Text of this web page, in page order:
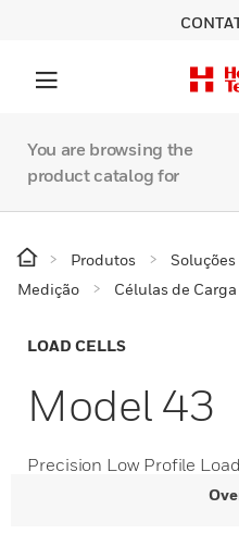
You are browsing the
product catalog for
Produtos
Medição
Células de Carga
LOAD CELLS
Model 43
Precision Low Profile